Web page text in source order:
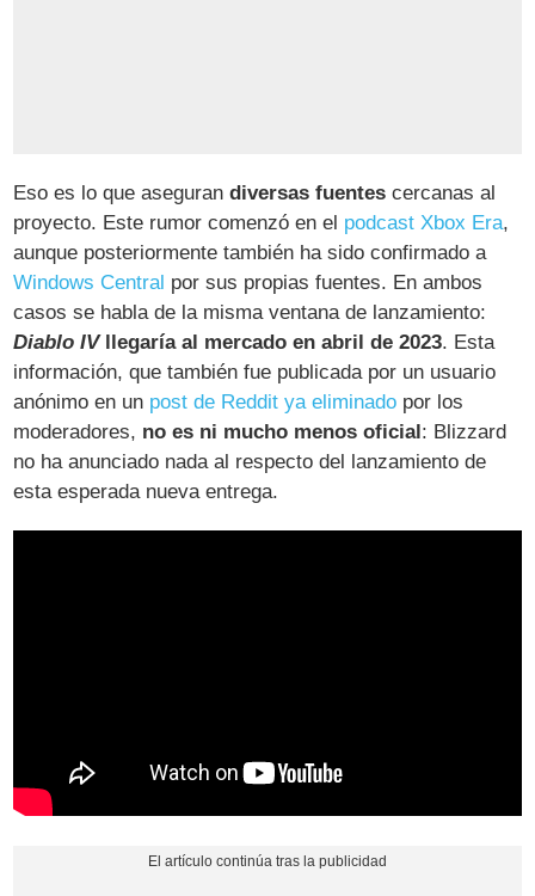
Eso es lo que asegurandiversas fuentes cercanas al
proyecto. Este rumor comenzó en el podcast Xbox Era,
aunque posteriormente también ha sido confirmado a
Windows Central por sus propias fuentes. En ambos
casos se habla de la misma ventana de lanzamiento:
Diablo IVllegaría al mercado en abril de 2023. Esta
información, que también fue publicada por un usuario
anónimo en un post de Reddit ya eliminado por los
moderadores, no es ni mucho menos oficial: Blizzard
no ha anunciado nada al respecto del lanzamiento de
esta esperada nueva entrega.